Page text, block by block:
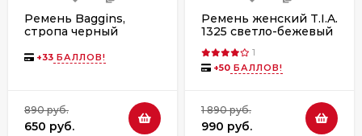
Ремень Baggins,
стропа черный
+33 БАЛЛОВ!
890 руб.
650 руб.
Ремень женский T.I.A.
1325 светло-бежевый
1
+50 БАЛЛОВ!
1 890 руб.
990 руб.